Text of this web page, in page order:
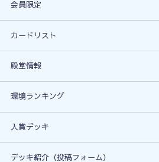
会員限定
カードリスト
殿堂情報
環境ランキング
入賞デッキ
デッキ紹介（投稿フォーム）